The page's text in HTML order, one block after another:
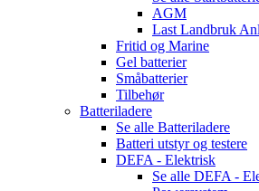
AGM
Last Landbruk
Fritid og Marine
Gel batterier
Småbatterier
Tilbehør
Batteriladere
Se alle Batteriladere
Batteri utstyr og testere
DEFA - Elektrisk
Se alle DEFA -